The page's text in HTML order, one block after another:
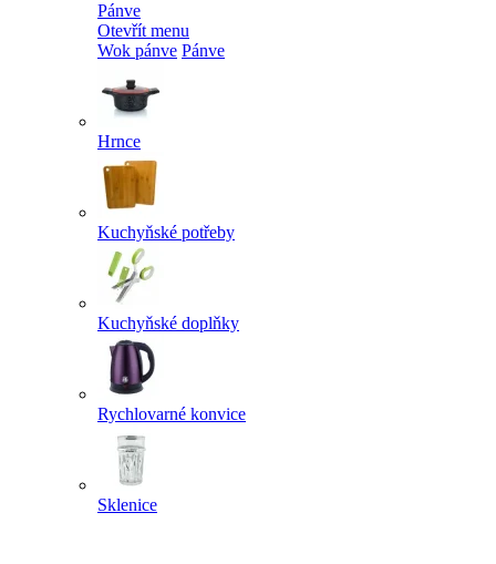
Pánve
Otevřít menu
Wok pánve Pánve
Hrnce
Kuchyňské potřeby
Kuchyňské doplňky
Rychlovarné konvice
Sklenice